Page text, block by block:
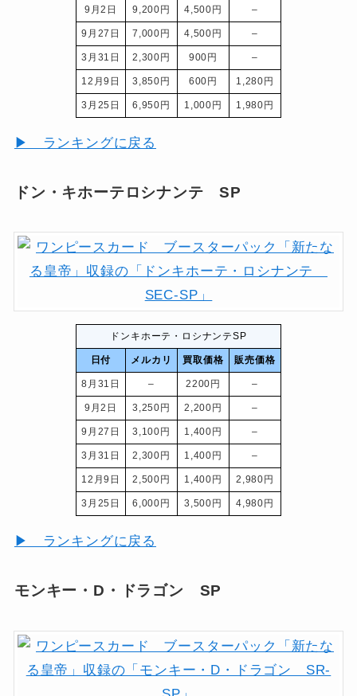
9月2日 9,200円 4,500円 –
9月27日 7,000円 4,500円 –
3月31日 2,300円 900円 –
12月9日 3,850円 600円 1,280円
3月25日 6,950円 1,000円 1,980円
▶ ランキングに戻る
ドン・キホーテロシナンテ SP
ドンキホーテ・ロシナンテSP
日付 メルカリ 買取価格 販売価格
8月31日 – 2200円 –
9月2日 3,250円 2,200円 –
9月27日 3,100円 1,400円 –
3月31日 2,300円 1,400円 –
12月9日 2,500円 1,400円 2,980円
3月25日 6,000円 3,500円 4,980円
▶ ランキングに戻る
モンキー・D・ドラゴン SP